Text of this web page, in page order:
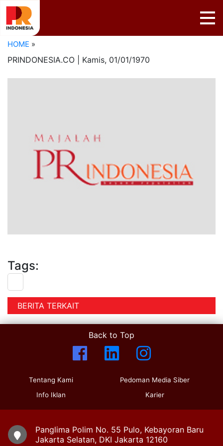
HOME »
PRINDONESIA.CO | Kamis, 01/01/1970
Tags:
BERITA TERKAIT
Back to Top
Tentang Kami
Info Iklan
Pedoman Media Siber
Karier
Panglima Polim No. 55 Pulo, Kebayoran Baru
Jakarta Selatan, DKI Jakarta 12160